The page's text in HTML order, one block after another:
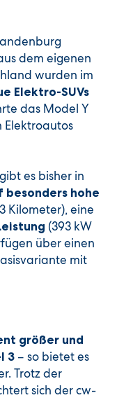
dem eigenen
wurden im
Elektro-SUVs
das Model Y
Elektroautos
es bisher in
besonders hohe
Kilometer), eine
(393 kW
über einen
mit
größer und
3 – so bietet es
Trotz der
sich der cw-